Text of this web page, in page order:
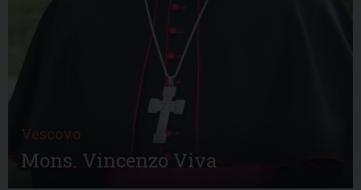
Vescovo
Mons. Vincenzo Viva